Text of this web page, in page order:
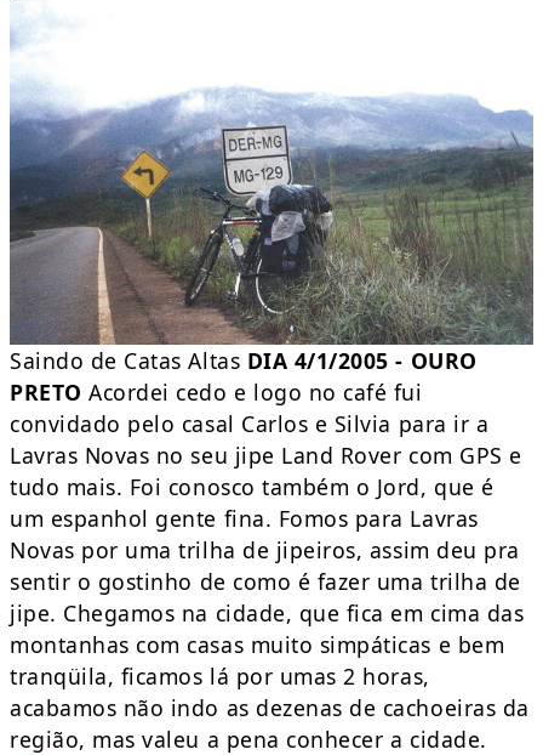
Saindo de Catas Altas DIA 4/1/2005 - OURO
PRETO Acordei cedo e logo no café fui
convidado pelo casal Carlos e Silvia para ir a
Lavras Novas no seu jipe Land Rover com GPS e
tudo mais. Foi conosco também o Jord, que é
um espanhol gente fina. Fomos para Lavras
Novas por uma trilha de jipeiros, assim deu pra
sentir o gostinho de como é fazer uma trilha de
jipe. Chegamos na cidade, que fica em cima das
montanhas com casas muito simpáticas e bem
tranqüila, ficamos lá por umas 2 horas,
acabamos não indo as dezenas de cachoeiras da
região, mas valeu a pena conhecer a cidade.